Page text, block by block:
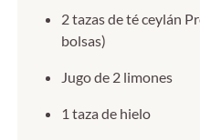
2 tazas de té ceylán
bolsas)
Jugo de 2 limones
1 taza de hielo